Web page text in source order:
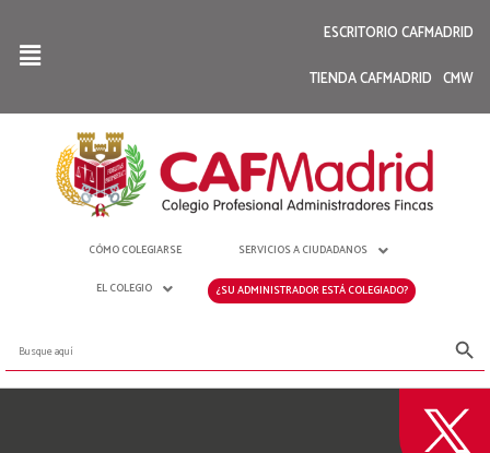
ESCRITORIO CAFMADRID
TIENDA CAFMADRID CMW
CÓMO COLEGIARSE SERVICIOS A CIUDADANOS
EL COLEGIO ¿SU ADMINISTRADOR ESTÁ COLEGIADO?